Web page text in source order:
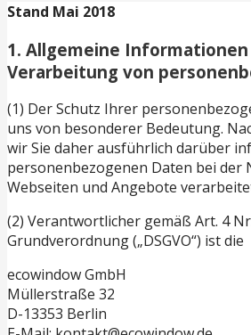
Stand Mai 2018
1. Allgemeine
Verarbeitung von
(1) Der Schutz Ihrer
uns von besonderer Bedeutung.
wir Sie daher ausführlich darüber
personenbezogenen Daten bei der
Webseiten und Angebote
(2) Verantwortlicher gemäß Art. 4
Grundverordnung („DSGVO“) ist die
ecowindow GmbH
Müllerstraße 32
D-13353 Berlin